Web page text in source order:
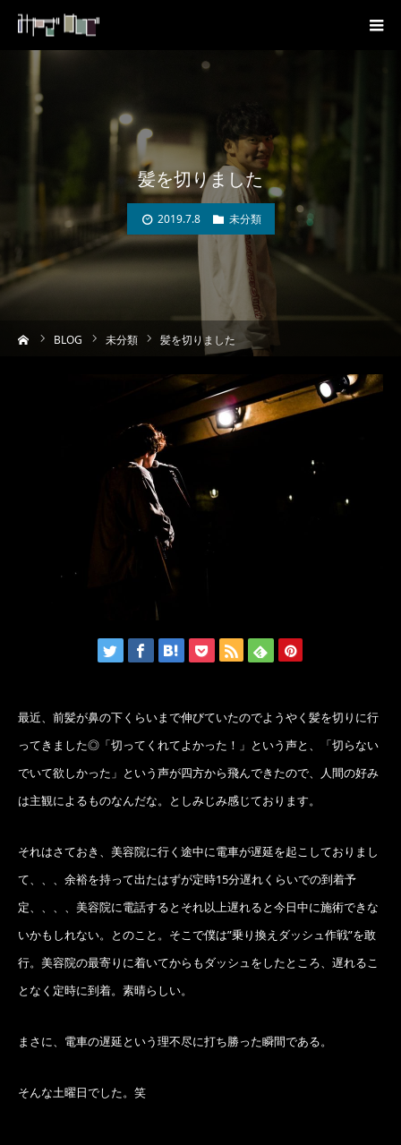
髪を切りました
2019.7.8 未分類
BLOG 未分類 髪を切りました
最近、前髪が鼻の下くらいまで伸びていたのでようやく髪を切りに行
ってきました◎「切ってくれてよかった！」という声と、「切らない
でいて欲しかった」という声が四方から飛んできたので、人間の好み
は主観によるものなんだな。としみじみ感じております。
それはさておき、美容院に行く途中に電車が遅延を起こしておりまし
て、、、余裕を持って出たはずが定時15分遅れくらいでの到着予
定、、、、美容院に電話するとそれ以上遅れると今日中に施術できな
いかもしれない。とのこと。そこで僕は”乗り換えダッシュ作戦”を敢
行。美容院の最寄りに着いてからもダッシュをしたところ、遅れるこ
となく定時に到着。素晴らしい。
まさに、電車の遅延という理不尽に打ち勝った瞬間である。
そんな土曜日でした。笑